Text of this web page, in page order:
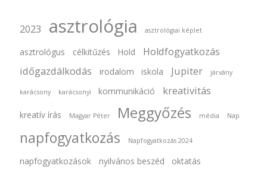
2023 asztrológia asztrológiai képlet
asztrológus célkitűzés Hold
Holdfogyatkozás
időgazdálkodás
irodalom iskola Jupiter járvány
karácsony karácsonyi kommunikáció kreativitás
kreatív írás Magyar Péter Meggyőzés média Nap
napfogyatkozás Napfogyatkozás 2024
napfogyatkozások nyilvános beszéd oktatás